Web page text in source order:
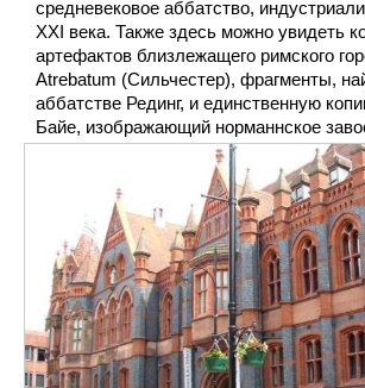
средневековое аббатство,
XXI века. Также здесь можно увидеть
артефактов близлежащего римского
Atrebatum (Сильчестер), фрагменты,
аббатстве Рединг, и единственную
Байе, изображающий норманнское